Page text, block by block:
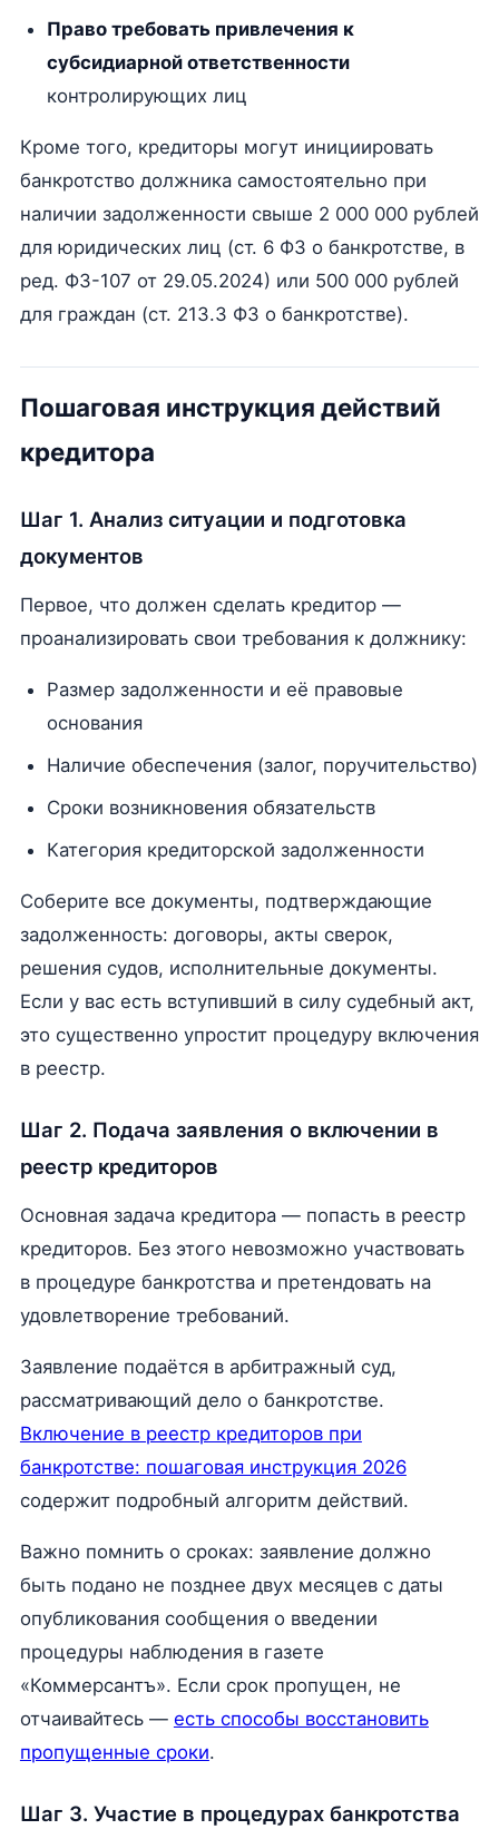
Право требовать привлечения к
субсидиарной ответственности
контролирующих лиц
Кроме того, кредиторы могут инициировать
банкротство должника самостоятельно при
наличии задолженности свыше 2 000 000 рублей
для юридических лиц (ст. 6 ФЗ о банкротстве, в
ред. ФЗ-107 от 29.05.2024) или 500 000 рублей
для граждан (ст. 213.3 ФЗ о банкротстве).
Пошаговая инструкция действий
кредитора
Шаг 1. Анализ ситуации и подготовка
документов
Первое, что должен сделать кредитор —
проанализировать свои требования к должнику:
Размер задолженности и её правовые
основания
Наличие обеспечения (залог, поручительство)
Сроки возникновения обязательств
Категория кредиторской задолженности
Соберите все документы, подтверждающие
задолженность: договоры, акты сверок,
решения судов, исполнительные документы.
Если у вас есть вступивший в силу судебный акт,
это существенно упростит процедуру включения
в реестр.
Шаг 2. Подача заявления о включении в
реестр кредиторов
Основная задача кредитора — попасть в реестр
кредиторов. Без этого невозможно участвовать
в процедуре банкротства и претендовать на
удовлетворение требований.
Заявление подаётся в арбитражный суд,
рассматривающий дело о банкротстве.
Включение в реестр кредиторов при
банкротстве: пошаговая инструкция 2026
содержит подробный алгоритм действий.
Важно помнить о сроках: заявление должно
быть подано не позднее двух месяцев с даты
опубликования сообщения о введении
процедуры наблюдения в газете
«Коммерсантъ». Если срок пропущен, не
отчаивайтесь — есть способы восстановить
пропущенные сроки.
Шаг 3. Участие в процедурах банкротства